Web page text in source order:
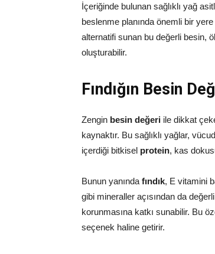
İçeriğinde bulunan sağlıklı yağ
beslenme planında önemli bir
alternatifi sunan bu değerli besin,
oluşturabilir.
Fındığın Besin
Zengin besin değeri ile dikkat
kaynaktır. Bu sağlıklı yağlar,
içerdiği bitkisel protein, kas
Bunun yanında fındık, E vitamini
gibi mineraller açısından da
korunmasına katkı sunabilir. Bu
seçenek haline getirir.